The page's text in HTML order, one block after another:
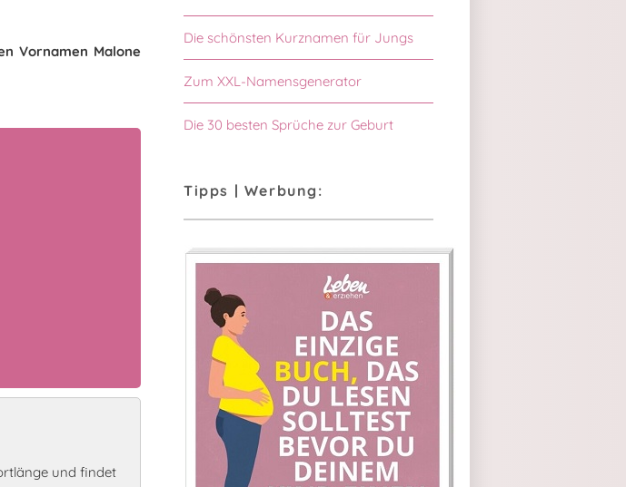
Vornamen Malone
und findet
Die schönsten Kurznamen für Jungs
Zum XXL-Namensgenerator
Die 30 besten Sprüche zur Geburt
Tipps | Werbung: